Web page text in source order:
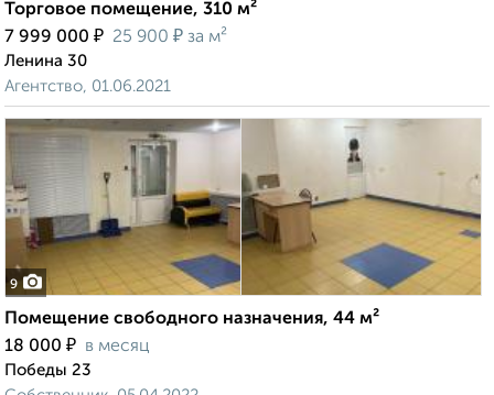
Торговое помещение, 310 м²
7 999 000 ₽ 25 900 ₽ за м²
Ленина 30
Агентство, 01.06.2021
9
Помещение свободного назначения, 44 м²
18 000 ₽ в месяц
Победы 23